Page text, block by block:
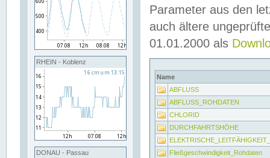
RHEIN - Koblenz
DONAU - Passau
Parameter aus den
auch ältere
01.01.2000 als
Name
ABFLUSS
ABFLUSS_ROHDATEN
CHLORID
DURCHFAHRTSHÖHE
Fließgeschwindigkeit_Rohdaten